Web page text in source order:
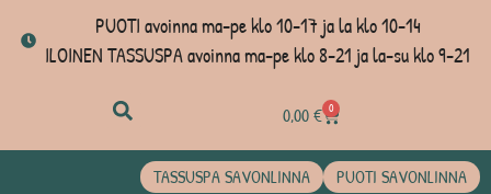
PUOTI avoinna ma-pe klo 10-17 ja la klo 10-14
ILOINEN TASSUSPA avoinna ma-pe klo 8-21 ja la-su klo 9-21
0,00€ 0
TASSUSPA SAVONLINNA PUOTI SAVONLINNA